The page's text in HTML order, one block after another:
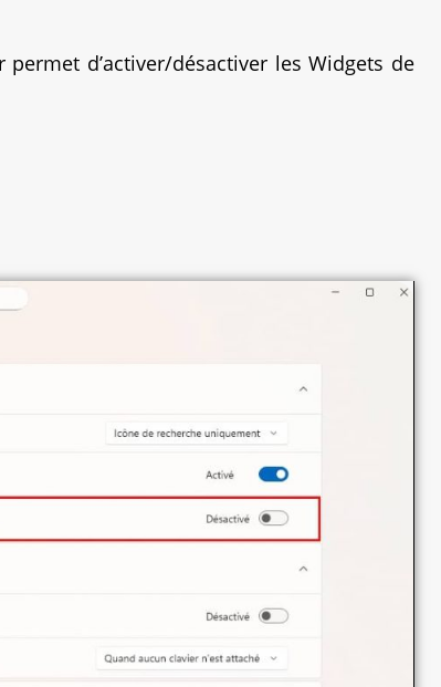
d’activer/désactiver les Widgets de